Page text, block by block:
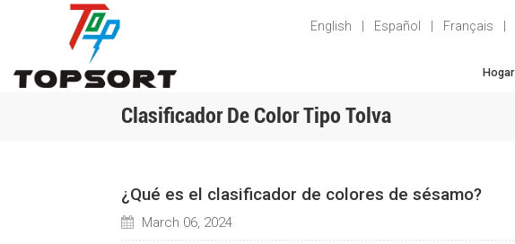
English Español Français
Hogar
Clasificador De Color Tipo Tolva
¿Qué es el clasificador de colores de sésamo?
March 06, 2024